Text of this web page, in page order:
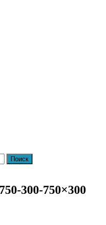
300-750×300